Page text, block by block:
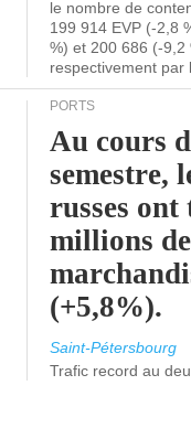
le nombre de
199 914 EVP (-2,8
%) et 200 686 (-9,2
respectivement par
PORTS
Au cours
semestre,
russes
millions
(+5,8%).
Saint-Pétersbourg
Trafic record au